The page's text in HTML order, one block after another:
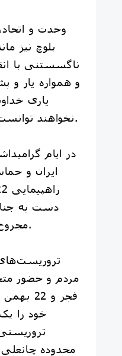
وحدت و
بلوچ نیز
ناگسستنی با
و همواره یار و
یاری
نخواهند توانست خدشه‌ای به این اتحاد وارد نمایند.
در ایام
ایران و
دست به
مجروح شدن تعدادی از فرزندان ملت شد.
مردم و حضور
فجر و
خود را
محدوده